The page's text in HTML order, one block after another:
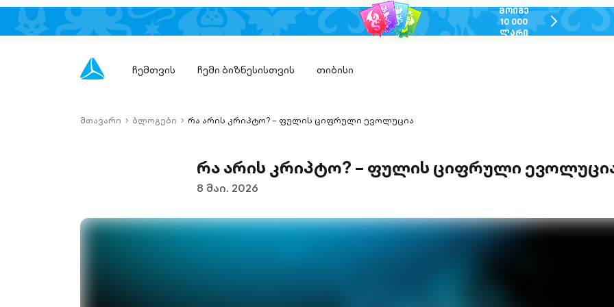
ᲛᲝᲘᲒᲔ
10 000
ᲚᲐᲠᲘ
chevron-
right-
ჩემთვის ჩემი ბიზნესისთვის თიბისი
მთავარი chevron-
ბლოგები chevron-
რა არის კრიპტო? – ფულის ციფრული ევოლუცია
რა არის კრიპტო? – ფულის ციფრული
8 მაი. 2026